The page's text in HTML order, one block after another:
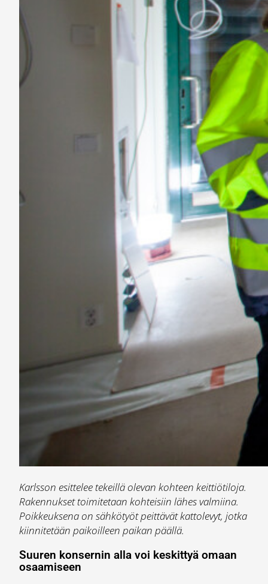
Karlsson esittelee tekeillä olevan kohteen keittiötiloja.
Rakennukset toimitetaan kohteisiin lähes valmiina.
Poikkeuksena on sähkötyöt peittävät kattolevyt, jotka
kiinnitetään paikoilleen paikan päällä.
Suuren konsernin alla voi keskittyä omaan
osaamiseen